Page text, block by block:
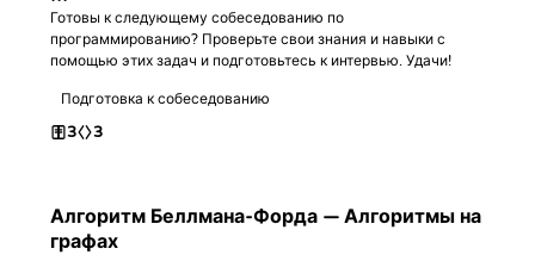
Готовы к следующему собеседованию по
программированию? Проверьте свои знания и навыки с
помощью этих задач и подготовьтесь к интервью. Удачи!
Подготовка к собеседованию
3 3
Алгоритм Беллмана-Форда — Алгоритмы на
графах